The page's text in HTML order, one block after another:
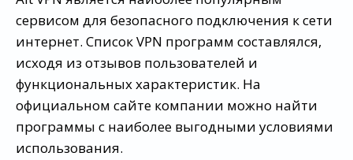
сервисом для безопасного подключения к сети
интернет. Список VPN программ составлялся,
исходя из отзывов пользователей и
функциональных характеристик. На
официальном сайте компании можно найти
программы с наиболее выгодными условиями
использования.